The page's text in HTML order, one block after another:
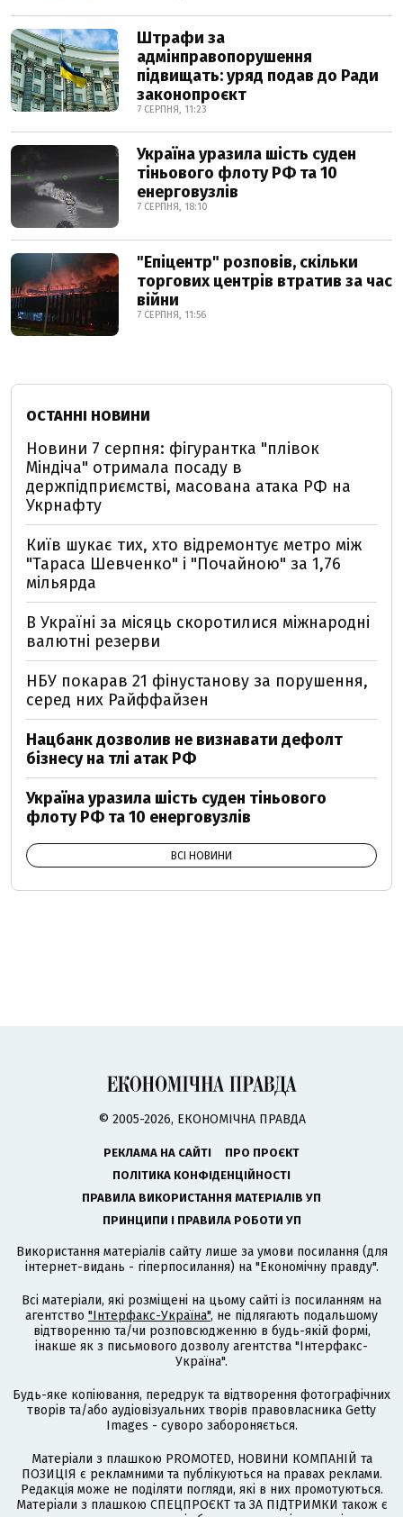
Штрафи за
адмінправопорушення
підвищать: уряд подав до Ради
законопроєкт
7 СЕРПНЯ, 11:23
Україна уразила шість суден
тіньового флоту РФ та 10
енерговузлів
7 СЕРПНЯ, 18:10
"Епіцентр" розповів, скільки
торгових центрів втратив за час
війни
7 СЕРПНЯ, 11:56
ОСТАННІ НОВИНИ
Новини 7 серпня: фігурантка "плівок
Міндіча" отримала посаду в
держпідприємстві, масована атака РФ на
Укрнафту
Київ шукає тих, хто відремонтує метро між
"Тараса Шевченко" і "Почайною" за 1,76
мільярда
В Україні за місяць скоротилися міжнародні
валютні резерви
НБУ покарав 21 фінустанову за порушення,
серед них Райффайзен
Нацбанк дозволив не визнавати дефолт
бізнесу на тлі атак РФ
Україна уразила шість суден тіньового
флоту РФ та 10 енерговузлів
ВСІ НОВИНИ
© 2005-2026, ЕКОНОМІЧНА ПРАВДА
РЕКЛАМА НА САЙТІ
ПРО ПРОЄКТ
ПОЛІТИКА КОНФІДЕНЦІЙНОСТІ
ПРАВИЛА ВИКОРИСТАННЯ МАТЕРІАЛІВ УП
ПРИНЦИПИ І ПРАВИЛА РОБОТИ УП
Використання матеріалів сайту лише за умови посилання (для
інтернет-видань - гіперпосилання) на "Економічну правду".
Всі матеріали, які розміщені на цьому сайті із посиланням на
агентство "Інтерфакс-Україна", не підлягають подальшому
відтворенню та/чи розповсюдженню в будь-якій формі,
інакше як з письмового дозволу агентства "Інтерфакс-
Україна".
Будь-яке копіювання, передрук та відтворення фотографічних
творів та/або аудіовізуальних творів правовласника Getty
Images - суворо забороняється.
Матеріали з плашкою PROMOTED, НОВИНИ КОМПАНІЙ та
ПОЗИЦІЯ є рекламними та публікуються на правах реклами.
Редакція може не поділяти погляди, які в них промотуються.
Матеріали з плашкою СПЕЦПРОЄКТ та ЗА ПІДТРИМКИ також є